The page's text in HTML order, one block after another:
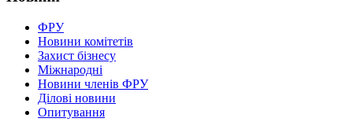
ФРУ
Новини комітетів
Захист бізнесу
Міжнародні
Новини членів ФРУ
Ділові новини
Опитування